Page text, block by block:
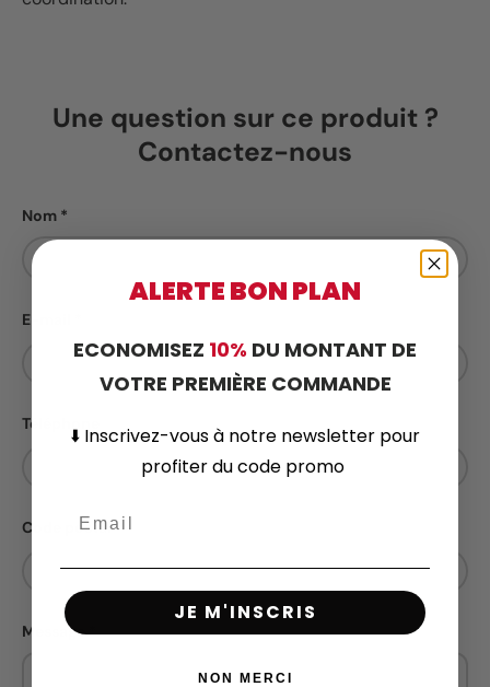
Une question sur ce produit ?
Contactez-nous
Nom
E-mail
Téléphone
Code postal
Message
ALERTE BON PLAN
ECONOMISEZ 10% DU MONTANT DE
VOTRE PREMIÈRE COMMANDE
⬇️ Inscrivez-vousà notre newsletter pour
profiter du code promo
JE M'INSCRIS
NON MERCI